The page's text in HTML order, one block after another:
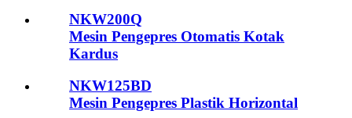
NKW200Q
Mesin Pengepres Otomatis Kotak
Kardus
NKW125BD
Mesin Pengepres Plastik Horizontal